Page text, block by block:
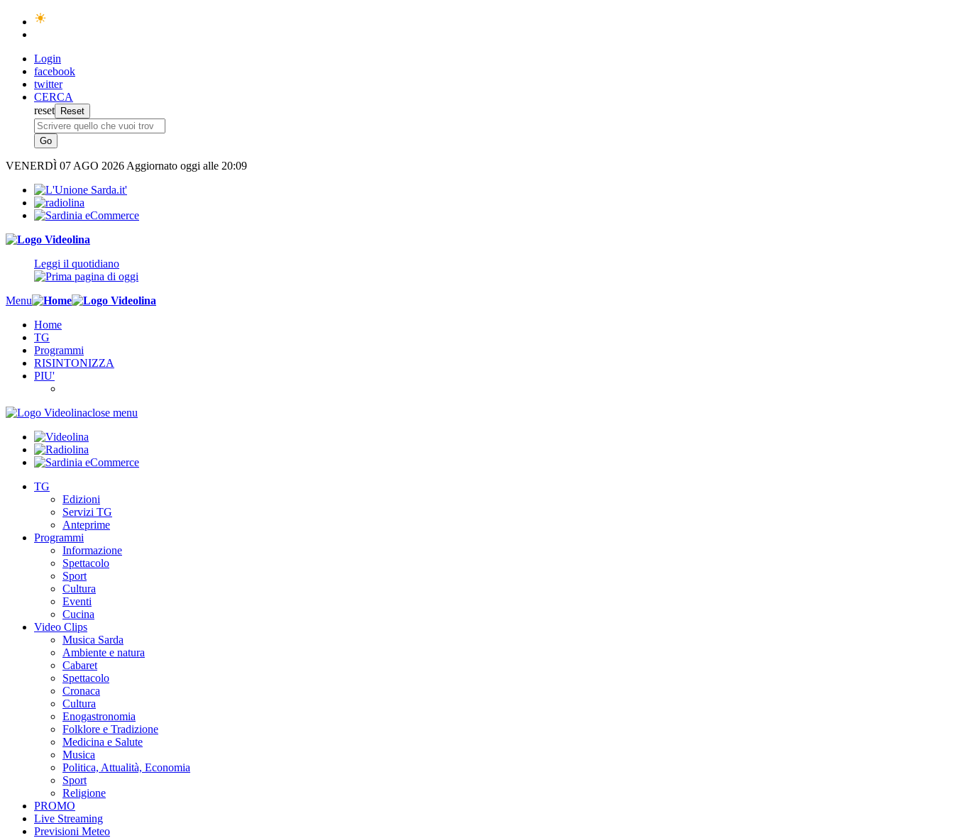
Login
facebook
twitter
CERCA
reset
VENERDÌ 07 AGO 2026 Aggiornato oggi alle 20:09
Leggi il quotidiano
Menu
Home
TG
Programmi
RISINTONIZZA
PIU'
close menu
TG
Edizioni
Servizi TG
Anteprime
Programmi
Informazione
Spettacolo
Sport
Cultura
Eventi
Cucina
Video Clips
Musica Sarda
Ambiente e natura
Cabaret
Spettacolo
Cronaca
Cultura
Enogastronomia
Folklore e Tradizione
Medicina e Salute
Musica
Politica, Attualità, Economia
Sport
Religione
PROMO
Live Streaming
Previsioni Meteo